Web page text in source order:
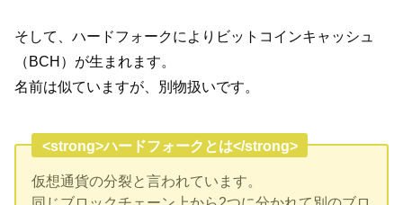
そして、ハードフォークによりビットコインキャッシュ
（BCH）が生まれます。
名前は似ていますが、別物扱いです。
<strong>ハードフォークとは</strong>
仮想通貨の分裂と言われています。